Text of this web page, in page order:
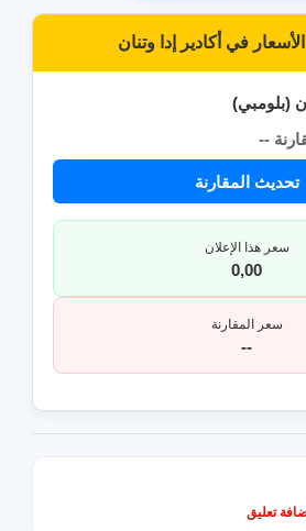
في أكادير إدا وتنان
(بلومبي)
--
تحديث المقارنة
سعر هذا الإعلان
0,00
سعر المقارنة
--
تعليق